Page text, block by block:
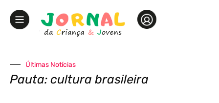
Últimas Notícias
Pauta: cultura brasileira